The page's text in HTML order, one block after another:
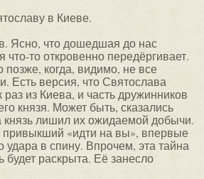
в Киеве.
Ясно, что дошедшая до нас
то откровенно передёргивает.
позже, когда, видимо, не все
Есть версия, что Святослава
раз из Киева, и часть дружинников
князя. Может быть, сказались
князь лишил их ожидаемой добычи.
«идти на вы», впервые
удара в спину. Впрочем, эта тайна
будет раскрыта. Её занесло